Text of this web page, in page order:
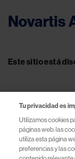
Novartis
Este sitio está
Información
Tu privacidad es
Utilizamos cookies
páginas web: las
utiliza esta página
preferencias y las